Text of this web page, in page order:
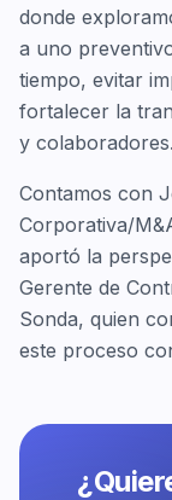
donde
a uno
tiempo, evitar
fortalecer la
y colaboradores.
Contamos con
Corporativa/
aportó la
Gerente de
Sonda, quien
este proceso